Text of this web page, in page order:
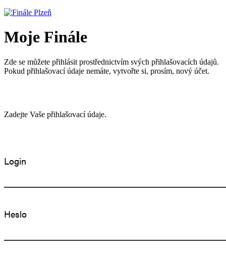
Moje Finále
Zde se můžete přihlásit prostřednictvím svých přihlašovacích údajů.
Pokud přihlašovací údaje nemáte, vytvořte si, prosím, nový účet.
Zadejte Vaše přihlašovací údaje.
Login
Heslo